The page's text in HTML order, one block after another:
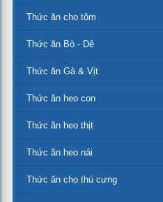
Thức ăn cho tôm
Thức ăn Bò - Dê
Thức ăn Gà & Vịt
Thức ăn heo con
Thức ăn heo thịt
Thức ăn heo nái
Thức ăn cho thú cưng